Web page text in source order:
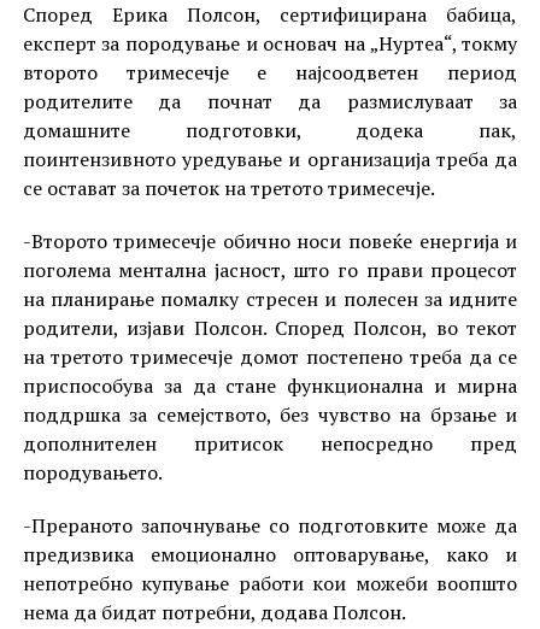
Според Ерика Полсон, сертифицирана бабица,
експерт за породување и основач на „Нуртеа“, токму
второто тримесечје е најсоодветен период
родителите да почнат да размислуваат за
домашните подготовки, додека пак,
поинтензивното уредување и организација треба да
се остават за почеток на третото тримесечје.
-Второто тримесечје обично носи повеќе енергија и
поголема ментална јасност, што го прави процесот
на планирање помалку стресен и полесен за идните
родители, изјави Полсон. Според Полсон, во текот
на третото тримесечје домот постепено треба да се
приспособува за да стане функционална и мирна
поддршка за семејството, без чувство на брзање и
дополнителен притисок непосредно пред
породувањето.
-Прераното започнување со подготовките може да
предизвика емоционално оптоварување, како и
непотребно купување работи кои можеби воопшто
нема да бидат потребни, додава Полсон.